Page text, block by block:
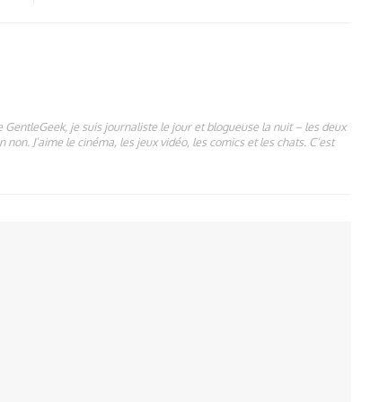
GentleGeek, je suis journaliste le jour et blogueuse la nuit – les deux
J’aime le cinéma, les jeux vidéo, les comics et les chats. C’est